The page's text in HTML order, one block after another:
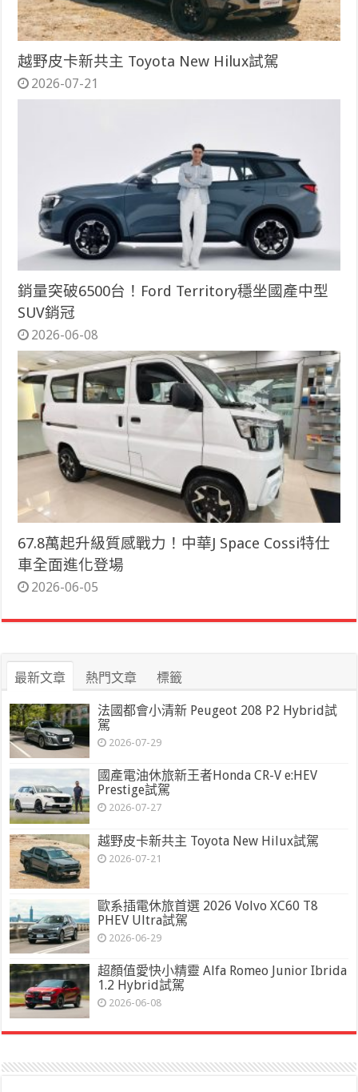
越野皮卡新共主 Toyota New Hilux試駕
2026-07-21
銷量突破6500台！Ford Territory穩坐國產中型
SUV銷冠
2026-06-08
67.8萬起升級質感戰力！中華J Space Cossi特仕
車全面進化登場
2026-06-05
最新文章 熱門文章 標籤
法國都會小清新 Peugeot 208 P2 Hybrid試
駕
2026-07-29
國產電油休旅新王者Honda CR-V e:HEV
Prestige試駕
2026-07-27
越野皮卡新共主 Toyota New Hilux試駕
2026-07-21
歐系插電休旅首選 2026 Volvo XC60 T8
PHEV Ultra試駕
2026-06-29
超顏值愛快小精靈 Alfa Romeo Junior Ibrida
1.2 Hybrid試駕
2026-06-08